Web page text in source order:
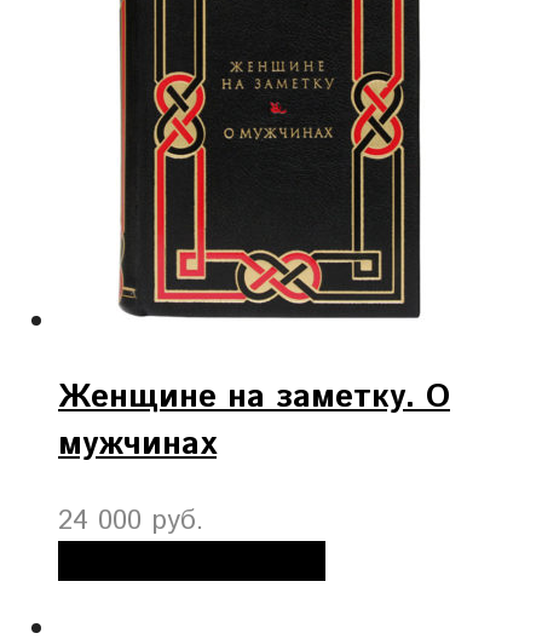
Женщине на заметку. О
мужчинах
24 000 руб.